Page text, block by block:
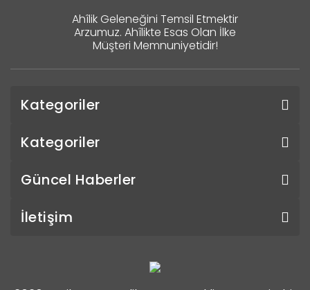
Ahîlik Geleneğini Temsil Etmektir
Arzumuz. Ahîlikte Esas Olan İlke
Müşteri Memnuniyetidir!
Kategoriler
Kategoriler
Güncel Haberler
İletişim